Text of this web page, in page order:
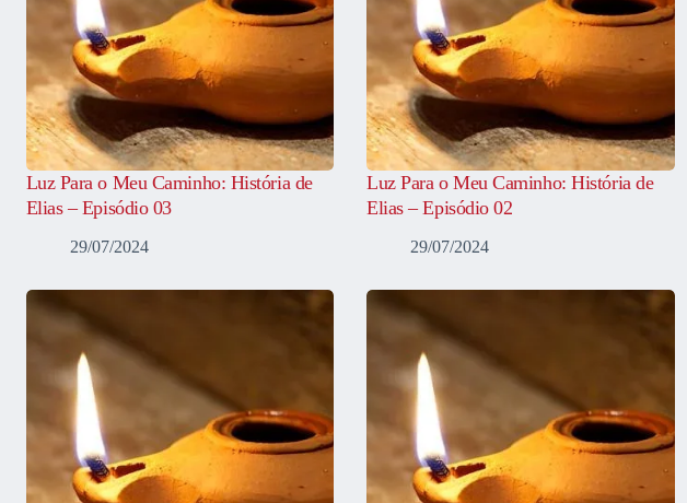
Luz Para o Meu Caminho: História de
Elias – Episódio 03
29/07/2024
Luz Para o Meu Caminho: História de
Elias – Episódio 02
29/07/2024